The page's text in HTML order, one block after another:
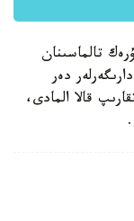
جۇرەك تالماسىنان
دەر
قالا المادى،